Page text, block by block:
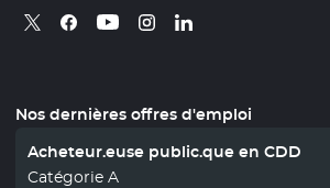
Retrouvez nous sur X
- Nouvelle fenêtre
Retrouvez nous sur Facebook
- Nouvelle fenêtre
Retrouvez nous sur Youtube
- Nouvelle fenêtre
Retrouvez nous sur
- Nouvelle fenêtre
Retrouvez nous sur
- Nouvelle fenêtre
Nos dernières offres d'emploi
Acheteur.euse public.que en CDD
Catégorie A